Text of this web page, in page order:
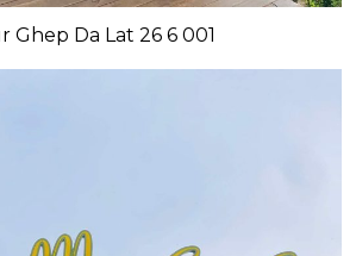
Ghep Da Lat 26 6 001